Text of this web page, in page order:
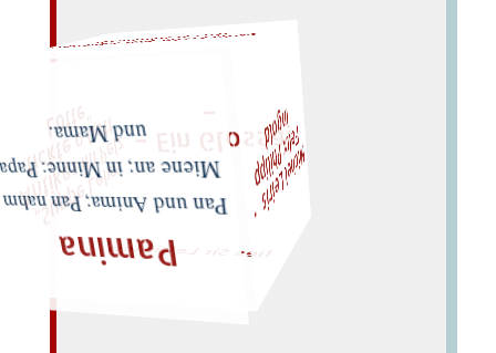
„
S
u
p
p
e
L
e
h
m
A
n
t
i
k
e
s
i
m
P
e
l
z
t
i
c
k
t
e
o
G
o
t
t
L
o
t
t
e
"
Pamina
Pan und Anima; Pan nahm
an; in Minne: Papa
und Mama. M
i
c
h
e
l
L
e
i
r
i
s
・
F
e
l
i
x
P
h
i
l
i
p
p
I
n
g
o
l
d
– Ein Glossar
lies Sir Leiris leis
W
ürfeln Sie später
noch einmal!